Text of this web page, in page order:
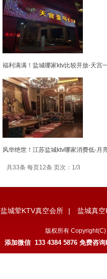
福利满满！盐城哪家ktv比较开放-天宫
风华绝世！江苏盐城ktv哪家消费低-月
共33条 每页12条 页次：1/3
盐城荤KTV真空会所 | 盐城真
版权所有
添加微信 133 4384 5876 免费咨